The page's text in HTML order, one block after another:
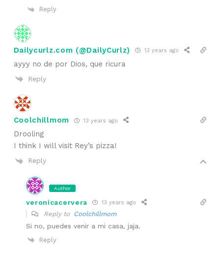
Reply
Dailycurlz.com (@DailyCurlz) 13 years ago
ayyy no de por Dios, que ricura
Reply
Coolchillmom 13 years ago
Drooling
I think I will visit Rey’s pizza!
Reply
Author
veronicacervera 13 years ago
Reply to Coolchillmom
Si no, puedes venir a mi casa, jaja.
Reply